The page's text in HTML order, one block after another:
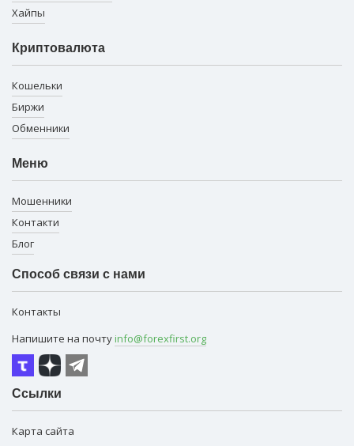
Хайпы
Криптовалюта
Кошельки
Биржи
Обменники
Меню
Мошенники
Контакти
Блог
Способ связи с нами
Контакты
Напишите на почту info@forexfirst.org
Ссылки
Карта сайта